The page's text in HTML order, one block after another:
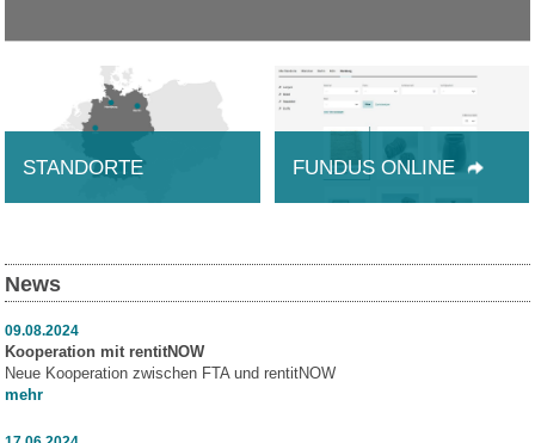
STANDORTE FUNDUS ONLINE
News
09.08.2024
Kooperation mit rentitNOW
Neue Kooperation zwischen FTA und rentitNOW
mehr